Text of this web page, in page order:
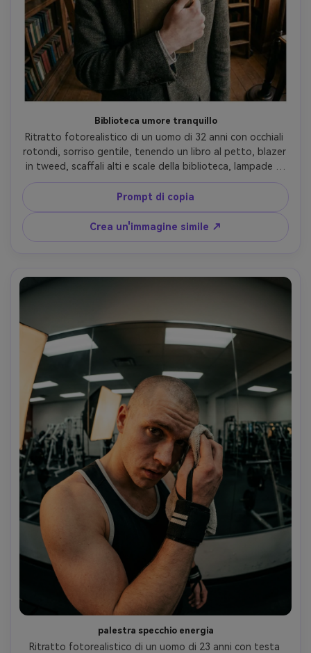
Biblioteca umore tranquillo
Ritratto fotorealistico di un uomo di 32 anni con occhiali
rotondi, sorriso gentile, tenendo un libro al petto, blazer
in tweed, scaffali alti e scale della biblioteca, lampade al
tungsteno calde, luce chiave morbida da lato, Leica SL2-
S, lente fisheye da 12 mm f/4, composizione centrata con
scaffali piegati verso l'esterno, umore accademico calmo,
dettagli della pelle fine, occhi nitidi, grana sottile del film-
-ar 4:5
Prompt di copia
Crea un'immagine simile ↗
palestra specchio energia
Ritratto fotorealistico di un uomo di 23 anni con testa